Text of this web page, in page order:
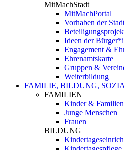
MitMachStadt
MitMachPortal
Vorhaben der
Ideen der
Engagement &
Ehrenamtskarte
Gruppen &
Weiterbildung
FAMILIE, BILDUNG,
FAMILIEN
Kinder & Familien
Junge Menschen
Frauen
BILDUNG